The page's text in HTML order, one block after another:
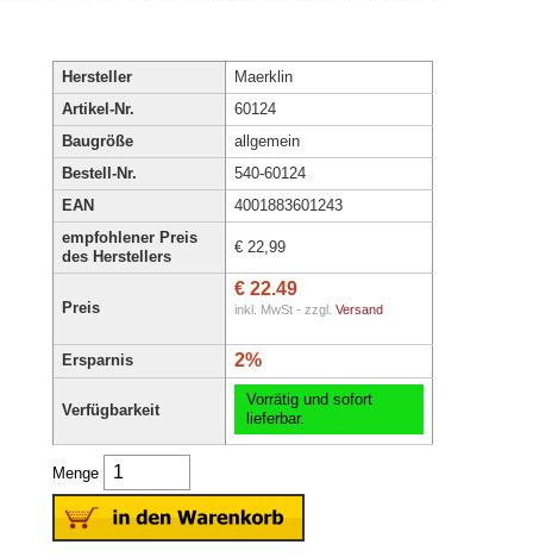
Hersteller
Maerklin
Artikel-Nr.
60124
Baugröße
allgemein
Bestell-Nr.
540-60124
EAN
4001883601243
empfohlener Preis
des Herstellers
€ 22,99
Preis
€ 22.49
inkl. MwSt - zzgl. Versand
Ersparnis 2%
Verfügbarkeit
Vorrätig und sofort
lieferbar.
Menge